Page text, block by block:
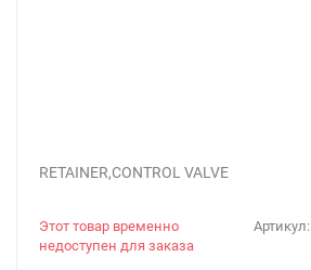
RETAINER,CONTROL VALVE
Артикул:
Этот товар временно
недоступен для заказа